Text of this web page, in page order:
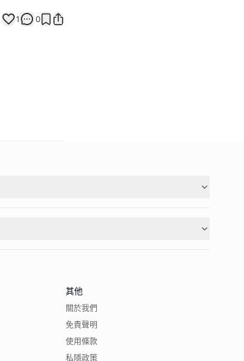
1 0
其他
關於我們
免責聲明
使用條款
私隱政策